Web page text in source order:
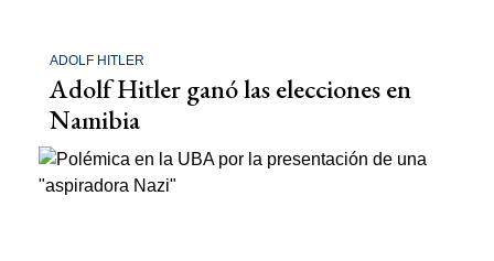
ADOLF HITLER
Adolf Hitler ganó las elecciones en
Namibia